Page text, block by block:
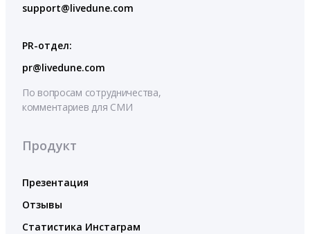
support@livedune.com
PR-отдел:
pr@livedune.com
По вопросам сотрудничества,
комментариев для СМИ
Продукт
Презентация
Отзывы
Статистика Инстаграм